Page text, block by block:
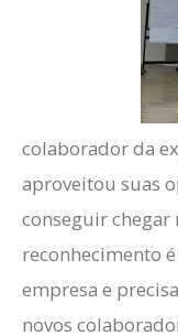
colaborador da
aproveitou suas
conseguir chegar
reconhecimento
empresa e
novos